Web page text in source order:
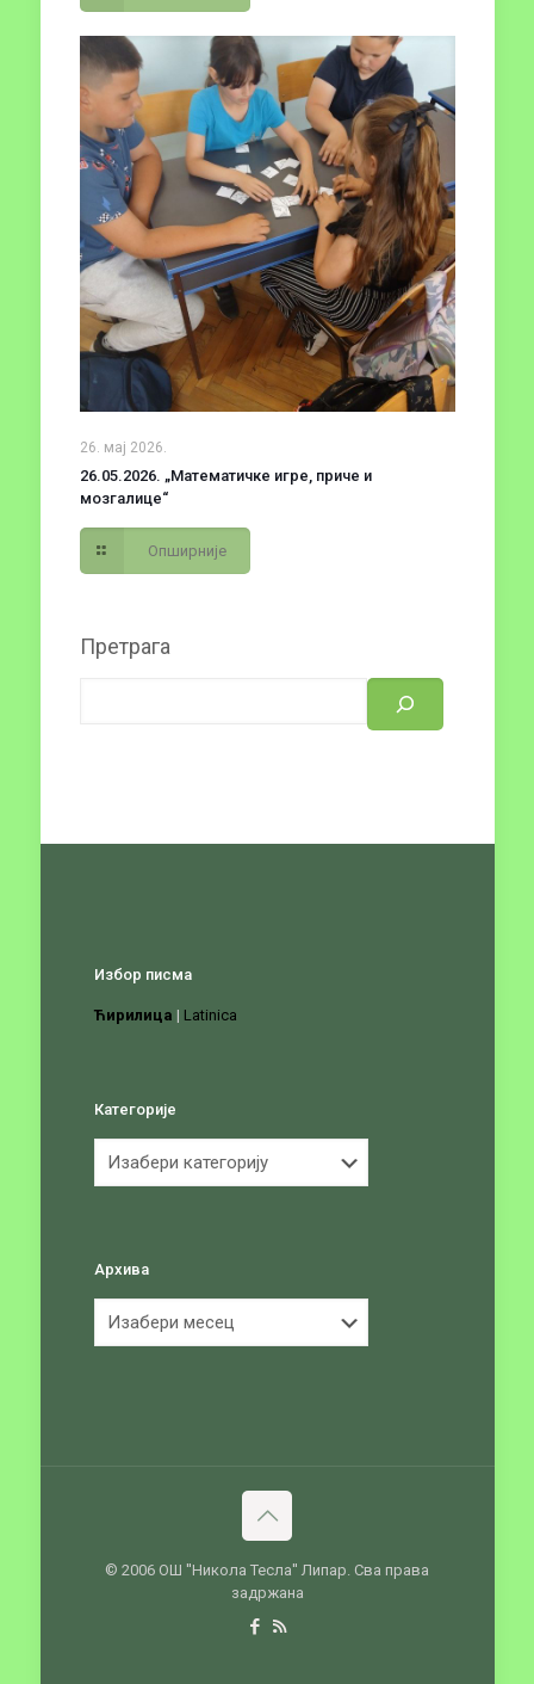
26. мај 2026.
26.05.2026. „Математичке игре, приче и
мозгалице“
Опширније
Претрага
Избор писма
Ћирилица | Latinica
Категорије
Архива
© 2006 ОШ ''Никола Тесла'' Липар. Сва права
задржана